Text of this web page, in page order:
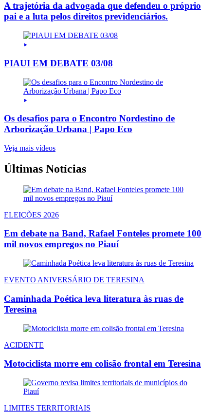
A trajetória da advogada que defendeu o próprio
pai e a luta pelos direitos previdenciários.
PIAUI EM DEBATE 03/08
Os desafios para o Encontro Nordestino de
Arborização Urbana | Papo Eco
Veja mais vídeos
Últimas Notícias
ELEIÇÕES 2026
Em debate na Band, Rafael Fonteles promete 100
mil novos empregos no Piauí
EVENTO ANIVERSÁRIO DE TERESINA
Caminhada Poética leva literatura às ruas de
Teresina
ACIDENTE
Motociclista morre em colisão frontal em Teresina
LIMITES TERRITORIAIS